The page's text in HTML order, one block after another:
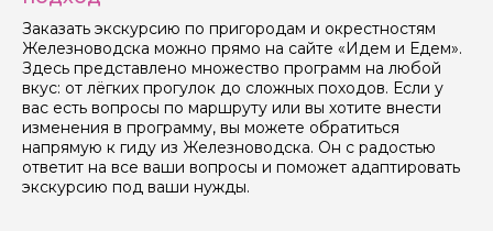
Заказать экскурсию по пригородам и окрестностям
Железноводска можно прямо на сайте «Идем и Едем».
Здесь представлено множество программ на любой
вкус: от лёгких прогулок до сложных походов. Если у
вас есть вопросы по маршруту или вы хотите внести
изменения в программу, вы можете обратиться
напрямую к гиду из Железноводска. Он с радостью
ответит на все ваши вопросы и поможет адаптировать
экскурсию под ваши нужды.